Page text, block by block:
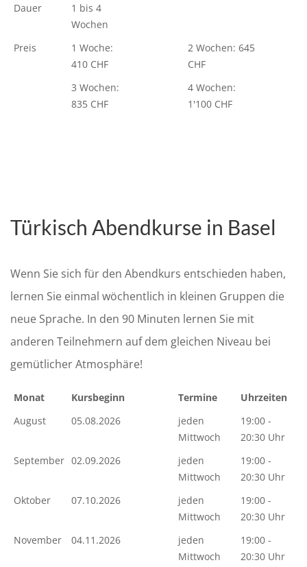
Dauer
1 bis 4
Wochen
Preis
1 Woche:
410 CHF
2 Wochen: 645
CHF
3 Wochen:
835 CHF
4 Wochen:
1'100 CHF
Türkisch Abendkurse in Basel
Wenn Sie sich für den Abendkurs entschieden haben,
lernen Sie einmal wöchentlich in kleinen Gruppen die
neue Sprache. In den 90 Minuten lernen Sie mit
anderen Teilnehmern auf dem gleichen Niveau bei
gemütlicher Atmosphäre!
Monat Kursbeginn Termine
Uhrzeiten
August
05.08.2026
jeden
Mittwoch
19:00 -
20:30 Uhr
September 02.09.2026
jeden
Mittwoch
19:00 -
20:30 Uhr
Oktober
07.10.2026
jeden
Mittwoch
19:00 -
20:30 Uhr
November
04.11.2026
jeden
Mittwoch
19:00 -
20:30 Uhr